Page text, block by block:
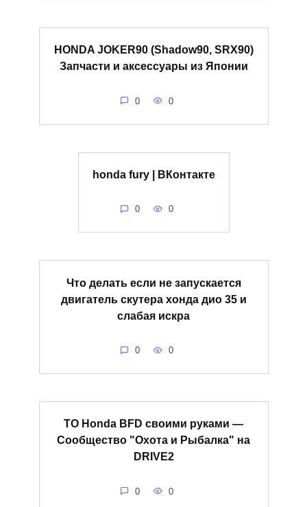
HONDA JOKER90 (Shadow90, SRX90)
Запчасти и аксессуары из Японии
0 0
honda fury | ВКонтакте
0 0
Что делать если не запускается
двигатель скутера хонда дио 35 и
слабая искра
0 0
ТО Honda BFD своими руками —
Сообщество "Охота и Рыбалка" на
DRIVE2
0 0